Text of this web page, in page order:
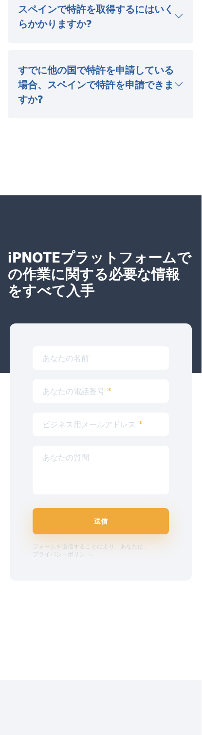
スペインで特許を取得するにはいく
らかかりますか?
すでに他の国で特許を申請している
場合、スペインで特許を申請できま
すか?
iPNOTEプラットフォームで
の作業に関する必要な情報
をすべて入手
あなたの名前
あなたの電話番号 *
ビジネス用メールアドレス *
あなたの質問
送信
フォームを送信することにより、あなたは、
プライバシーポリシー.